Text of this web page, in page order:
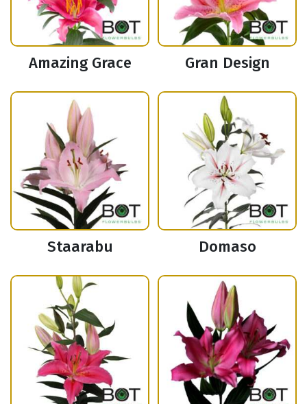
Amazing Grace Gran Design
Staarabu Domaso